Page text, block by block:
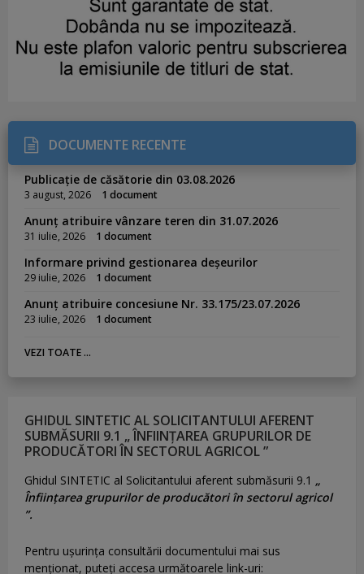
DOCUMENTE RECENTE
Publicație de căsătorie din 03.08.2026
3 august, 2026 1 document
Anunț atribuire vânzare teren din 31.07.2026
31 iulie, 2026 1 document
Informare privind gestionarea deșeurilor
29 iulie, 2026 1 document
Anunț atribuire concesiune Nr. 33.175/23.07.2026
23 iulie, 2026 1 document
VEZI TOATE ...
GHIDUL SINTETIC AL SOLICITANTULUI AFERENT
SUBMĂSURII 9.1 „ ÎNFIINȚAREA GRUPURILOR DE
PRODUCĂTORI ÎN SECTORUL AGRICOL ”
Ghidul SINTETIC al Solicitantului aferent submăsurii 9.1 „
Înființarea grupurilor de producători în sectorul agricol
”.
Pentru uşurinţa consultării documentului mai sus
menţionat, puteţi accesa următoarele link-uri: